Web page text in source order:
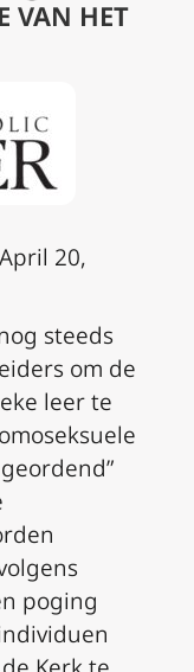
VAN HET
20,
steeds
om de
leer te
poging